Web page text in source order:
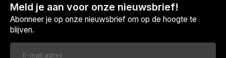
Meld je aan voor onze nieuwsbrief!
Abonneer je op onze nieuwsbrief om op de hoogte te
blijven.